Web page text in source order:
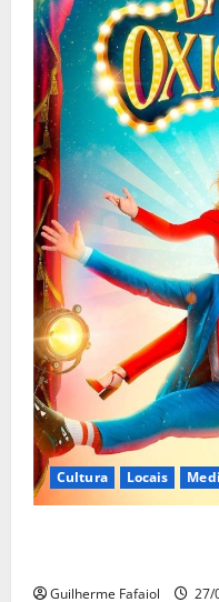
Cultura Locais
Guilherme Fafaiol 27/